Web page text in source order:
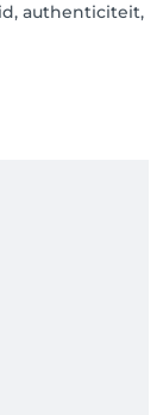
authenticiteit,